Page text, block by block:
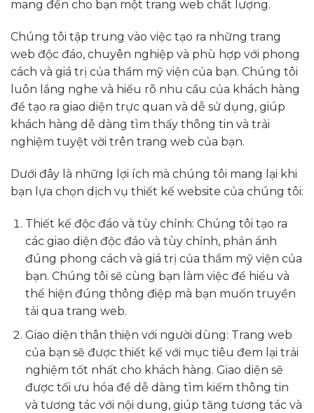
mang đến cho bạn một trang web chất lượng.
Chúng tôi tập trung vào việc tạo ra những trang
web độc đáo, chuyên nghiệp và phù hợp với phong
cách và giá trị của thẩm mỹ viện của bạn. Chúng tôi
luôn lắng nghe và hiểu rõ nhu cầu của khách hàng
để tạo ra giao diện trực quan và dễ sử dụng, giúp
khách hàng dễ dàng tìm thấy thông tin và trải
nghiệm tuyệt vời trên trang web của bạn.
Dưới đây là những lợi ích mà chúng tôi mang lại khi
bạn lựa chọn dịch vụ thiết kế website của chúng tôi:
Thiết kế độc đáo và tùy chỉnh: Chúng tôi tạo ra
các giao diện độc đáo và tùy chỉnh, phản ánh
đúng phong cách và giá trị của thẩm mỹ viện của
bạn. Chúng tôi sẽ cùng bạn làm việc để hiểu và
thể hiện đúng thông điệp mà bạn muốn truyền
tải qua trang web.
Giao diện thân thiện với người dùng: Trang web
của bạn sẽ được thiết kế với mục tiêu đem lại trải
nghiệm tốt nhất cho khách hàng. Giao diện sẽ
được tối ưu hóa để dễ dàng tìm kiếm thông tin
và tương tác với nội dung, giúp tăng tương tác và